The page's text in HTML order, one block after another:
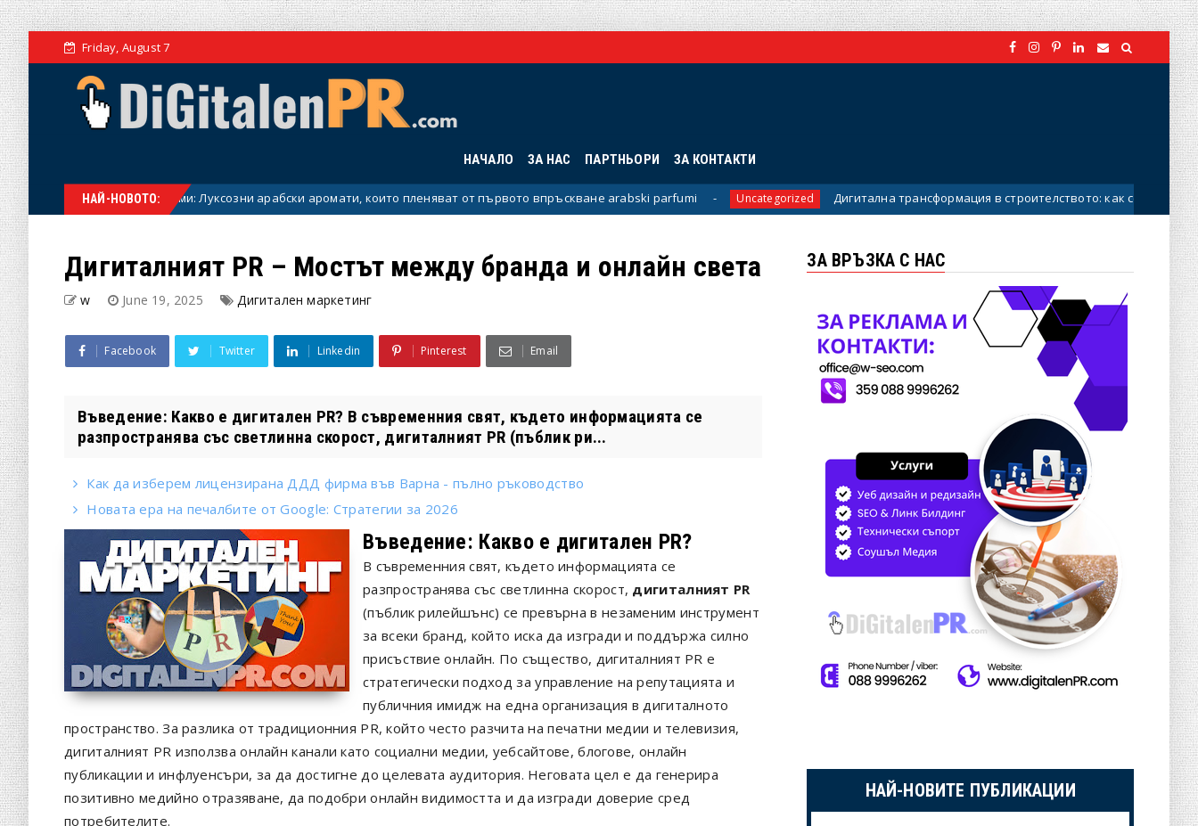
Friday, August 7
НАЧАЛО ЗА НАС ПАРТНЬОРИ ЗА КОНТАКТИ
НАЙ-НОВОТО:
парфюми: Луксозни арабски аромати, които пленяват от първото впръскване arabski parfumi Uncategorized Дигитална трансформация в строителството: как се променя изборът на
Дигиталният PR – Мостът между бранда и онлайн света
w June 19, 2025 Дигитален маркетинг
Facebook Twitter Linkedin Pinterest Email
Въведение: Какво е дигитален PR? В съвременния свят, където информацията се
разпространява със светлинна скорост, дигиталният PR (пъблик ри...
Как да изберем лицензирана ДДД фирма във Варна - пълно ръководство
Новата ера на печалбите от Google: Стратегии за 2026
Въведение: Какво е дигитален PR?
В съвременния свят, където информацията се
разпространява със светлинна скорост, дигиталният PR
(пъблик рилейшънс) се превърна в незаменим инструмент
за всеки бранд, който иска да изгради и поддържа силно
присъствие онлайн. По същество, дигиталният PR е
стратегически подход за управление на репутацията и
публичния имидж на една организация в дигиталното
пространство. За разлика от традиционния PR, който често разчита на печатни медии и телевизия,
дигиталният PR използва онлайн канали като социални медии, уебсайтове, блогове, онлайн
публикации и инфлуенсъри, за да достигне до целевата аудитория. Неговата цел е да генерира
позитивно медийно отразяване, да подобри онлайн видимостта и да изгради доверие сред
потребителите.
ЗА ВРЪЗКА С НАС
НАЙ-НОВИТЕ ПУБЛИКАЦИИ